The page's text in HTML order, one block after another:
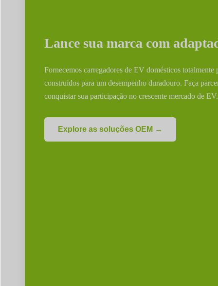
Lance sua marca com
Fornecemos carregadores de EV domésticos
construídos para um desempenho duradouro. Faça
conquistar sua participação no crescente mercado de EV.
Explore as soluções OEM →